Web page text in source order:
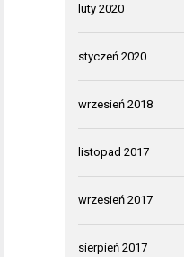
luty 2020
styczeń 2020
wrzesień 2018
listopad 2017
wrzesień 2017
sierpień 2017